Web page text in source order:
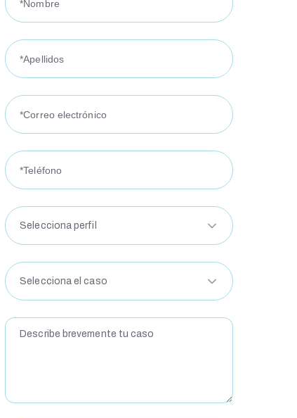
Selecciona perfil
Selecciona el caso